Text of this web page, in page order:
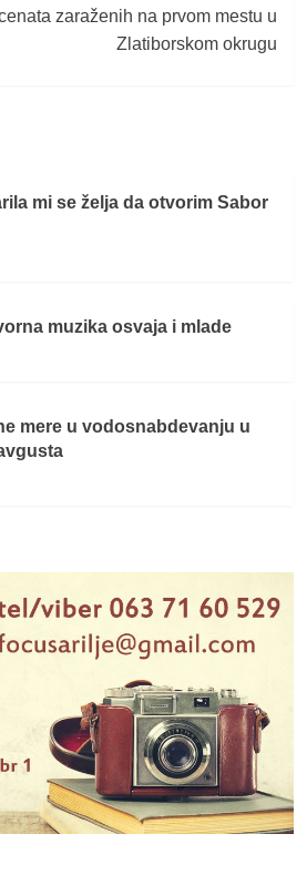
zaraženih na prvom mestu u
Zlatiborskom okrugu
mi se želja da otvorim Sabor
muzika osvaja i mlade
mere u vodosnabdevanju u